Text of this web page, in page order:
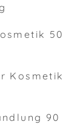
50
Kosmetik
90